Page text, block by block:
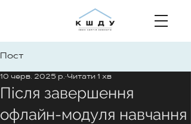
Пост
Після завершення
офлайн-модуля навчання
10 черв. 2025 р. Читати 1 хв